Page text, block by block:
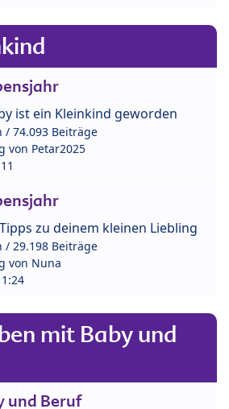
ist ein Kleinkind geworden
/ 74.093 Beiträge
von Petar2025
zu deinem kleinen Liebling
/ 29.198 Beiträge
von Nuna
mit Baby und
und Beruf